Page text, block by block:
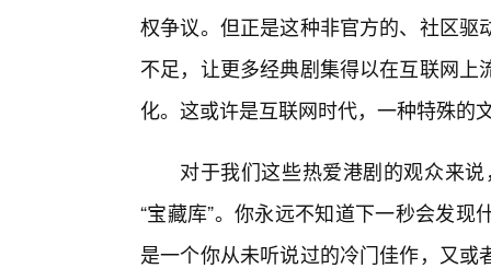
权争议。但正是这种非官方的、社区
不足，让更多经典剧集得以在互联网
化。这或许是互联网时代，一种特殊的
对于我们这些热爱港剧的观众来
“宝藏库”。你永远不知道下一秒会发
是一个你从未听说过的冷门佳作，又